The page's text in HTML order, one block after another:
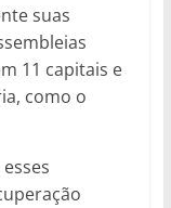
suas
11 capitais e
como o